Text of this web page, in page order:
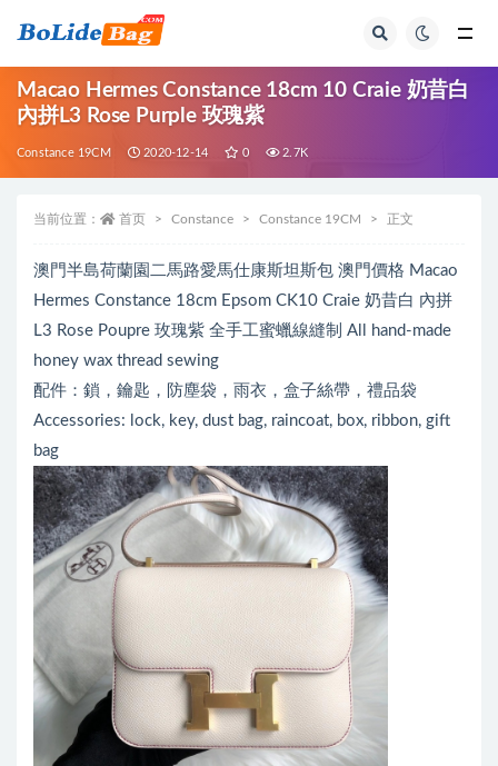
Macao Hermes Constance 18cm 10 Craie 奶昔白
內拼L3 Rose Purple 玫瑰紫
Constance 19CM 2020-12-14 0 2.7K
当前位置： 首页 Constance Constance 19CM 正文
澳門半島荷蘭園二馬路愛馬仕康斯坦斯包 澳門價格 Macao
Hermes Constance 18cm Epsom CK10 Craie 奶昔白 內拼
L3 Rose Poupre 玫瑰紫 全手工蜜蠟線縫制 All hand-made
honey wax thread sewing
配件：鎖，鑰匙，防塵袋，雨衣，盒子絲帶，禮品袋
Accessories: lock, key, dust bag, raincoat, box, ribbon, gift
bag